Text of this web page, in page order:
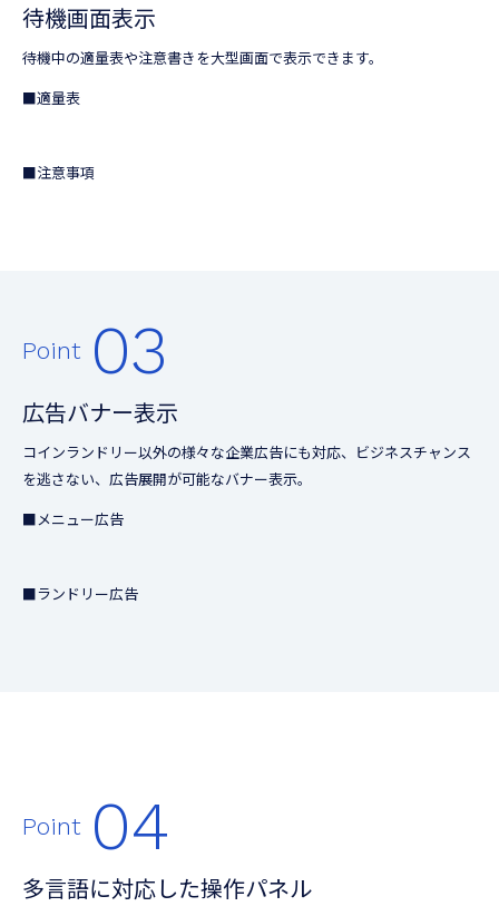
待機画面表示
待機中の適量表や注意書きを大型画面で表示できます。
■適量表
■注意事項
Point 03
広告バナー表示
コインランドリー以外の様々な企業広告にも対応、ビジネスチャンス
を逃さない、広告展開が可能なバナー表示。
■メニュー広告
■ランドリー広告
Point 04
多言語に対応した操作パネル